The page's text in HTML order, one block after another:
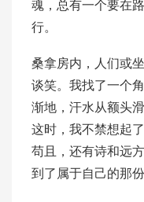
魂，总有一个要在
行。
桑拿房内，人们或
谈笑。我找了一个
渐地，汗水从额头
这时，我不禁想起
苟且，还有诗和远
到了属于自己的那份